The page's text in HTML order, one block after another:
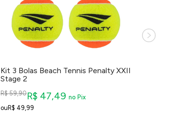
Kit 3 Bolas Beach Tennis Penalty XXII
Stage 2
R$ 59,90R$ 47,49 no Pix
R$ 49,99